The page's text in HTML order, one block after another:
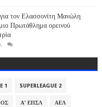
τον Ελασσονίτη Μανώλη
Πρωτάθλημα ορεινού
1 SUPERLEAGUE 2
Α' ΕΠΣΛ ΑΕΛ